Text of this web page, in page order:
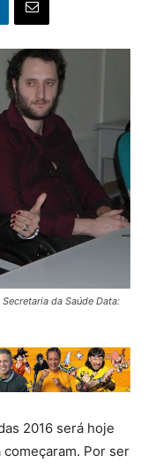
da Saúde Data:
2016 será hoje
Por ser